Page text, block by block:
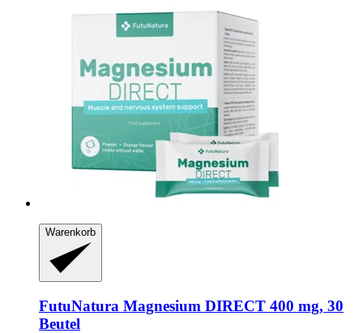
Warenkorb
FutuNatura Magnesium DIRECT 400 mg, 30
Beutel